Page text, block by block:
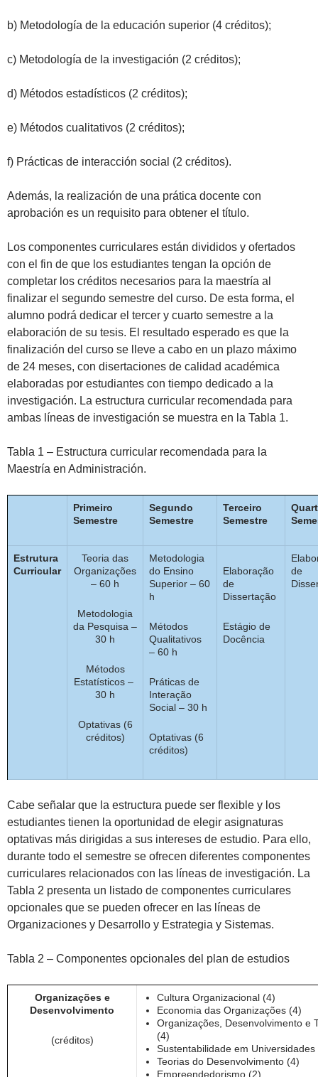
b) Metodología de la educación superior (4 créditos);
c) Metodología de la investigación (2 créditos);
d) Métodos estadísticos (2 créditos);
e) Métodos cualitativos (2 créditos);
f) Prácticas de interacción social (2 créditos).
Además, la realización de una prática docente con
aprobación es un requisito para obtener el título.
Los componentes curriculares están divididos y ofertados
con el fin de que los estudiantes tengan la opción de
completar los créditos necesarios para la maestría al
finalizar el segundo semestre del curso. De esta forma, el
alumno podrá dedicar el tercer y cuarto semestre a la
elaboración de su tesis. El resultado esperado es que la
finalización del curso se lleve a cabo en un plazo máximo
de 24 meses, con disertaciones de calidad académica
elaboradas por estudiantes con tiempo dedicado a la
investigación. La estructura curricular recomendada para
ambas líneas de investigación se muestra en la Tabla 1.
Tabla 1 – Estructura curricular recomendada para la
Maestría en Administración.
Primeiro
Semestre
Segundo
Semestre
Terceiro
Semestre
Estrutura
Curricular
Teoria das
Organizações
– 60 h
Metodologia
da Pesquisa –
30 h
Métodos
Estatísticos –
30 h
Optativas (6
créditos)
Metodologia
do Ensino
Superior – 60
h
Métodos
Qualitativos
– 60 h
Práticas de
Interação
Social – 30 h
Optativas (6
créditos)
Elaboração
de
Dissertação
Estágio de
Docência
de
Cabe señalar que la estructura puede ser flexible y los
estudiantes tienen la oportunidad de elegir asignaturas
optativas más dirigidas a sus intereses de estudio. Para ello,
durante todo el semestre se ofrecen diferentes componentes
curriculares relacionados con las líneas de investigación. La
Tabla 2 presenta un listado de componentes curriculares
opcionales que se pueden ofrecer en las líneas de
Organizaciones y Desarrollo y Estrategia y Sistemas.
Tabla 2 – Componentes opcionales del plan de estudios
Organizações e
Desenvolvimento
(créditos)
Cultura Organizacional (4)
Economia das Organizações (4)
Organizações, Desenvolvimento e
(4)
Sustentabilidade em Universidades
Teorias do Desenvolvimento (4)
Empreendedorismo (2)